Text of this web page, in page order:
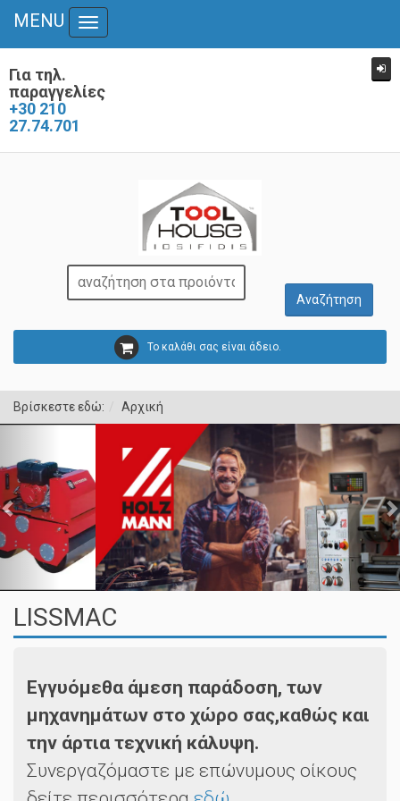
Για τηλ.
παραγγελίες
+30 210
27.74.701
Το καλάθι σας είναι άδειο.
MENU
Toggle
Βρίσκεστε εδώ: Αρχική
LISSMAC
Εγγυόμεθα άμεση παράδοση, των
μηχανημάτων στο χώρο σας,καθώς και
την άρτια τεχνική κάλυψη.
Συνεργαζόμαστε με επώνυμους οίκους